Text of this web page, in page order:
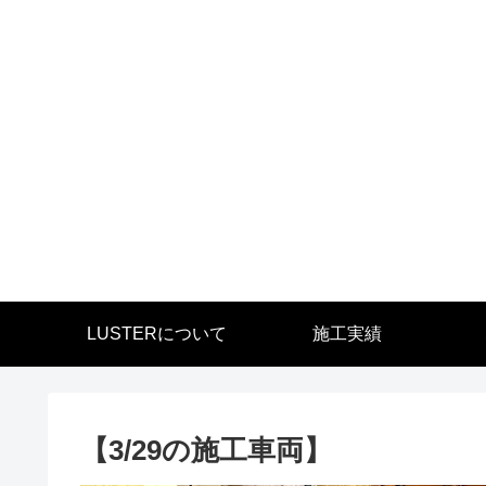
LUSTERについて 施工実績
【3/29の施工車両】